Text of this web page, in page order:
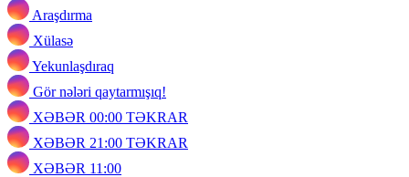
Araşdırma
Xülasə
Yekunlaşdıraq
Gör nələri qaytarmışıq!
XƏBƏR 00:00 TƏKRAR
XƏBƏR 21:00 TƏKRAR
XƏBƏR 11:00